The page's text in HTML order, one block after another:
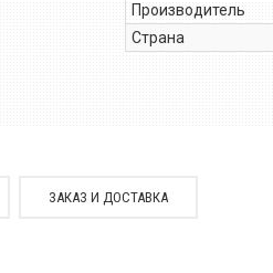
Производитель
Страна
ЗАКАЗ И ДОСТАВКА